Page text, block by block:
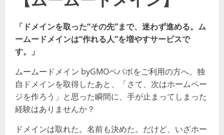
「ドメインを取った“その先”まで、迷わず進める。ム
ームードメインは“作れる人”を増やすサービスで
す。」
ムームードメイン byGMOペパボをご利用の方へ。独
自ドメインを取得したあと、「さて、次はホームペー
ジを作ろう」と思った瞬間に、手が止まってしまった
経験はありませんか？
ドメインは取れた。名前も決めた。だけど、いざホー